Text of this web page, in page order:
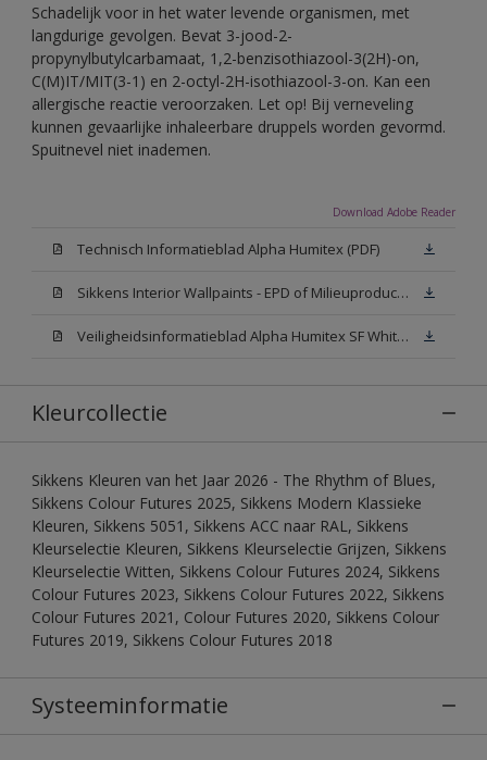
Schadelijk voor in het water levende organismen, met
langdurige gevolgen. Bevat 3-jood-2-
propynylbutylcarbamaat, 1,2-benzisothiazool-3(2H)-on,
C(M)IT/MIT(3-1) en 2-octyl-2H-isothiazool-3-on. Kan een
allergische reactie veroorzaken. Let op! Bij verneveling
kunnen gevaarlijke inhaleerbare druppels worden gevormd.
Spuitnevel niet inademen.
Download Adobe Reader
Technisch Informatieblad Alpha Humitex (PDF)
Sikkens Interior Wallpaints - EPD of Milieuproductverklaring
Veiligheidsinformatieblad Alpha Humitex SF White W05 (MSDS)
Kleurcollectie
Sikkens Kleuren van het Jaar 2026 - The Rhythm of Blues,
Sikkens Colour Futures 2025, Sikkens Modern Klassieke
Kleuren, Sikkens 5051, Sikkens ACC naar RAL, Sikkens
Kleurselectie Kleuren, Sikkens Kleurselectie Grijzen, Sikkens
Kleurselectie Witten, Sikkens Colour Futures 2024, Sikkens
Colour Futures 2023, Sikkens Colour Futures 2022, Sikkens
Colour Futures 2021, Colour Futures 2020, Sikkens Colour
Futures 2019, Sikkens Colour Futures 2018
Systeeminformatie